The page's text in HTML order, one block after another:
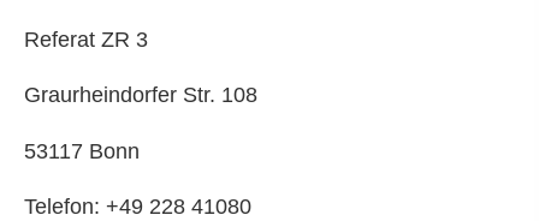
Referat ZR 3
Graurheindorfer Str. 108
53117 Bonn
Telefon: +49 228 41080